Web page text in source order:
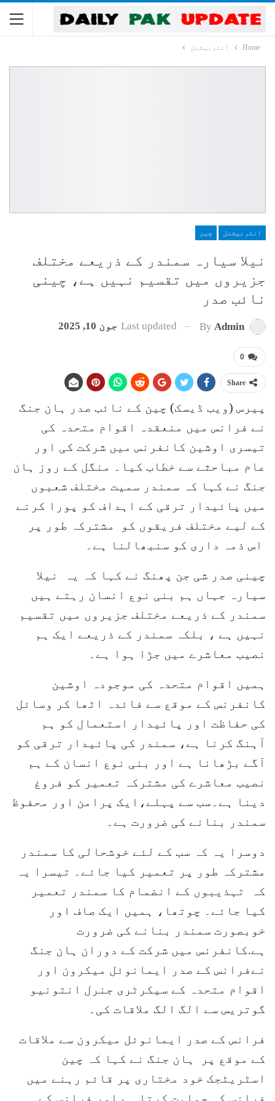
Home انٹرنیشنل
انٹرنیشنل چین
نیلا سیارہ سمندر کے ذریعے مختلف
جزیروں میں تقسیم نہیں ہے، چینی
نائب صدر
By Admin
Last updated جون 10, 2025
0
Share
پیرس (ویب ڈیسک) چین کے نائب صدر ہان جنگ
نے فرانس میں منعقدہ اقوام متحدہ کی
تیسری اوشین کانفرنس میں شرکت کی اور
عام مباحثے سے خطاب کیا۔ منگل کے روز ہان
جنگ نے کہا کہ سمندر سمیت مختلف شعبوں
میں پائیدار ترقی کے اہداف کو پورا کرنے
کے لیے مختلف فریقوں کو مشترکہ طور پر
اس ذمہ داری کو سنبھالنا ہے۔
چینی صدر شی جن پھنگ نے کہا کہ یہ نیلا
سیارہ جہاں ہم بنی نوع انسان رہتے ہیں
سمندر کے ذریعے مختلف جزیروں میں تقسیم
نہیں ہے ، بلکہ سمندر کے ذریعے ایک ہم
نصیب معاشرے میں جڑا ہوا ہے۔
ہمیں اقوام متحدہ کی موجودہ اوشین
کانفرنس کے موقع سے فائدہ اٹھا کر وسائل
کی حفاظت اور پائیدار استعمال کو ہم
آہنگ کرنا ہے، سمندر کی پائیدار ترقی کو
آگے بڑھانا ہے اور بنی نوع انسان کے ہم
نصیب معاشرے کی مشترکہ تعمیر کو فروغ
دینا ہے۔سب سے پہلے،ایک پرامن اور محفوظ
سمندر بنانے کی ضرورت ہے۔
دوسرا یہ کہ سب کے لئے خوشحالی کا سمندر
مشترکہ طور پر تعمیر کیا جائے۔ تیسرا یہ
کہ تہذیبوں کے انضمام کا سمندر تعمیر
کیا جائے۔ چوتھا، ہمیں ایک صاف اور
خوبصورت سمندر بنانے کی ضرورت
ہے.کانفرنس میں شرکت کے دوران ہان جنگ
نےفرانس کے صدر ایمانوئل میکرون اور
اقوام متحدہ کے سیکرٹری جنرل انتونیو
گوتریس سے الگ الگ ملاقات کی۔
فرانس کے صدر ایمانوئل میکرون سے ملاقات
کے موقع پر ہان جنگ نے کہا کہ چین
اسٹریٹجک خود مختاری پر قائم رہنے میں
فرانس کی حمایت کرتا ہے اور فرانس کے